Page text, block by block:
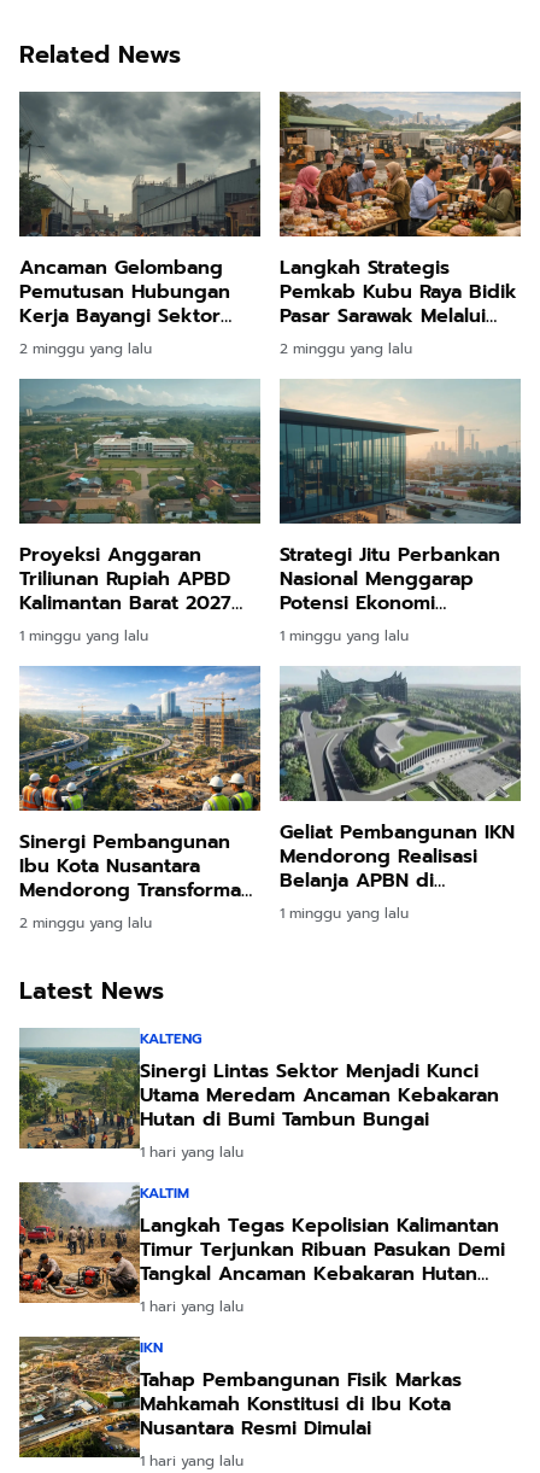
Related News
Ancaman Gelombang
Pemutusan Hubungan
Kerja Bayangi Sektor
Industri Kalimantan
Timur Akibat Dinamika
Ekonomi Global
2 minggu yang lalu
Langkah Strategis
Pemkab Kubu Raya Bidik
Pasar Sarawak Melalui
Sektor Perdagangan
dan Industri Halal
2 minggu yang lalu
Proyeksi Anggaran
Triliunan Rupiah APBD
Kalimantan Barat 2027
Difokuskan untuk
Peningkatan Kualitas
SDM dan Pertumbuhan
Ekonomi Daerah
1 minggu yang lalu
Strategi Jitu Perbankan
Nasional Menggarap
Potensi Ekonomi
Penyangga Nusantara
Melalui Inovasi Digital
dan Ekosistem UMKM
1 minggu yang lalu
Sinergi Pembangunan
Ibu Kota Nusantara
Mendorong Transformasi
Ekonomi dan
Pemerataan Nasional
2 minggu yang lalu
Geliat Pembangunan IKN
Mendorong Realisasi
Belanja APBN di
Kalimantan Timur
Meningkat Pesat
1 minggu yang lalu
Latest News
KALTENG
Sinergi Lintas Sektor Menjadi Kunci
Utama Meredam Ancaman Kebakaran
Hutan di Bumi Tambun Bungai
1 hari yang lalu
KALTIM
Langkah Tegas Kepolisian Kalimantan
Timur Terjunkan Ribuan Pasukan Demi
Tangkal Ancaman Kebakaran Hutan
Akibat Kemarau Ekstrem
1 hari yang lalu
IKN
Tahap Pembangunan Fisik Markas
Mahkamah Konstitusi di Ibu Kota
Nusantara Resmi Dimulai
1 hari yang lalu